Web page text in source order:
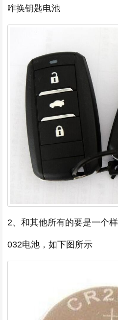
咋换钥匙电池
2、和其他所有的要是一个
032电池，如下图所示